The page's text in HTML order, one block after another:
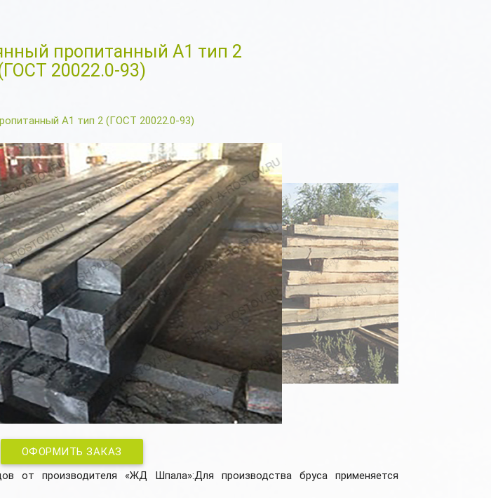
пропитанный А1 тип 2
20022.0-93)
А1 тип 2 (ГОСТ 20022.0-93)
ОФОРМИТЬ ЗАКАЗ
от производителя «ЖД Шпала»:Для производства бруса применяется